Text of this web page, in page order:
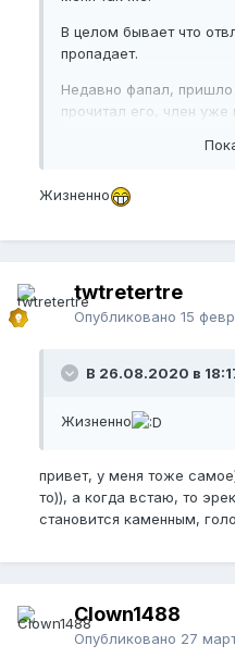
В целом бывает что
пропадает.
Недавно фапал,
прочитал его, член уже
Жизненно
twtretertre
Опубликовано 15
В 26.08.2020 в
Жизненно
привет, у меня тоже
то)), а когда встаю, то
становится каменным,
Clown1488
Опубликовано 27